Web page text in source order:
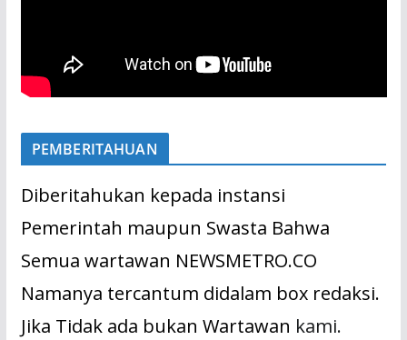
PEMBERITAHUAN
Diberitahukan kepada instansi
Pemerintah maupun Swasta Bahwa
Semua wartawan NEWSMETRO.CO
Namanya tercantum didalam box redaksi.
Jika Tidak ada bukan Wartawan kami.